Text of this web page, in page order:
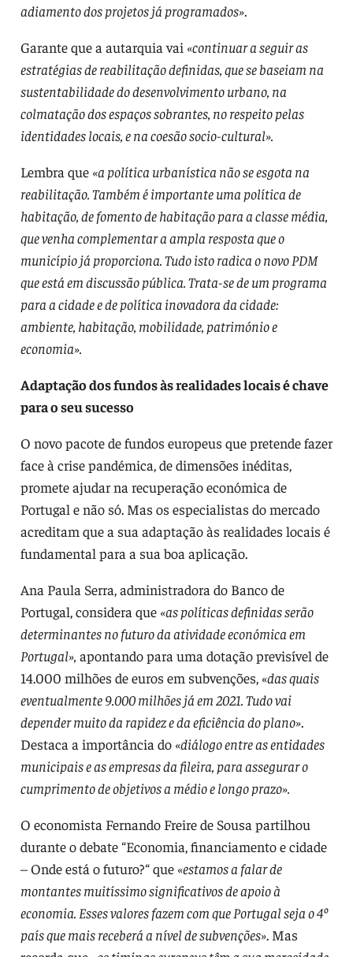
adiamento dos projetos já programados».
Garante que a autarquia vai «continuar a seguir as
estratégias de reabilitação definidas, que se baseiam na
sustentabilidade do desenvolvimento urbano, na
colmatação dos espaços sobrantes, no respeito pelas
identidades locais, e na coesão socio-cultural».
Lembra que «a política urbanística não se esgota na
reabilitação. Também é importante uma política de
habitação, de fomento de habitação para a classe média,
que venha complementar a ampla resposta que o
município já proporciona. Tudo isto radica o novo PDM
que está em discussão pública. Trata-se de um programa
para a cidade e de política inovadora da cidade:
ambiente, habitação, mobilidade, património e
economia».
Adaptação dos fundos às realidades locais é chave
para o seu sucesso
O novo pacote de fundos europeus que pretende fazer
face à crise pandémica, de dimensões inéditas,
promete ajudar na recuperação económica de
Portugal e não só. Mas os especialistas do mercado
acreditam que a sua adaptação às realidades locais é
fundamental para a sua boa aplicação.
Ana Paula Serra, administradora do Banco de
Portugal, considera que «as políticas definidas serão
determinantes no futuro da atividade económica em
Portugal», apontando para uma dotação previsível de
14.000 milhões de euros em subvenções, «das quais
eventualmente 9.000 milhões já em 2021. Tudo vai
depender muito da rapidez e da eficiência do plano».
Destaca a importância do «diálogo entre as entidades
municipais e as empresas da fileira, para assegurar o
cumprimento de objetivos a médio e longo prazo».
O economista Fernando Freire de Sousa partilhou
durante o debate “Economia, financiamento e cidade
– Onde está o futuro?“ que «estamos a falar de
montantes muitíssimo significativos de apoio à
economia. Esses valores fazem com que Portugal seja o 4º
país que mais receberá a nível de subvenções». Mas